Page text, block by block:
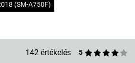
(SM-A750F)
142 értékelés 5